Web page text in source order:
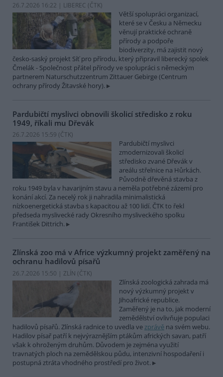
26.7.2026 16:22 | LIBEREC (ČTK)
Větší spolupráci organizací,
které se v Česku a Německu
věnují praktické ochraně
přírody a podpoře
biodiverzity, má zajistit nový
česko-saský projekt Síť pro přírodu, který připravil liberecký spolek
Čmelák - Společnost přátel přírody ve spolupráci s německým
partnerem Naturschutzzentrum Zittauer Gebirge (Centrum
ochrany přírody Žitavské hory).
Pardubičtí myslivci obnovili školicí středisko z roku
1949, říkali mu Dřevák
26.7.2026 15:59 (ČTK)
Pardubičtí myslivci
zmodernizovali školicí
středisko zvané Dřevák v
areálu střelnice na Hůrkách.
Původně dřevěná stavba z
roku 1949 byla v havarijním stavu a neměla potřebné zázemí pro
konání akcí. Za necelý rok ji nahradila minimalistická
nízkoenergetická stavba s kapacitou až 100 lidí. ČTK to řekl
předseda myslivecké rady Okresního mysliveckého spolku
František Dittrich.
Zlínská zoo má v Africe výzkumný projekt zaměřený na
ochranu hadilovů písařů
26.7.2026 15:50 | ZLÍN (ČTK)
Zlínská zoologická zahrada má
nový výzkumný projekt v
Jihoafrické republice.
Zaměřený je na to, jak moderní
zemědělství ovlivňuje populaci
hadilovů písařů. Zlínská radnice to uvedla vezprávě na svém webu.
Hadilov písař patří k nejvýraznějším ptákům afrických savan, patří
však k ohroženým druhům. Důvodem je zejména využití
travnatých ploch na zemědělskou půdu, intenzivní hospodaření i
postupná ztráta vhodného prostředí pro život.